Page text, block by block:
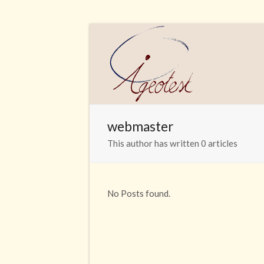
webmaster
This author has written 0 articles
No Posts found.